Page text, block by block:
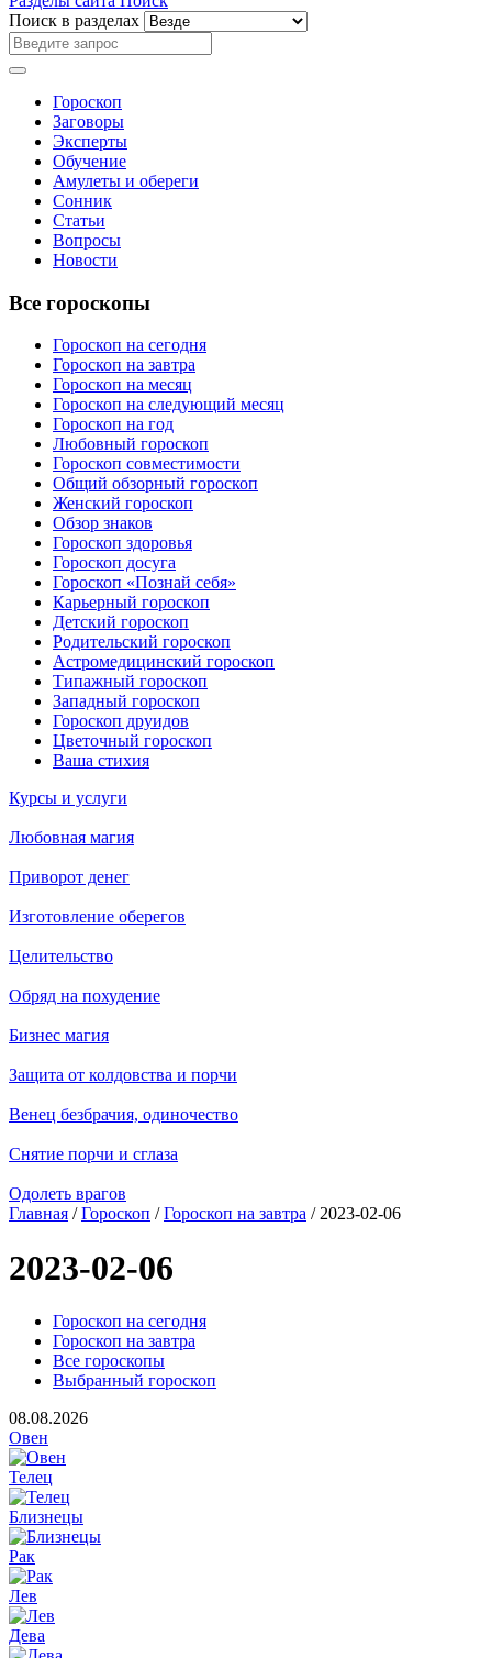
Поиск в разделах
Гороскоп
Заговоры
Эксперты
Обучение
Амулеты и обереги
Сонник
Статьи
Вопросы
Новости
Все гороскопы
Гороскоп на сегодня
Гороскоп на завтра
Гороскоп на месяц
Гороскоп на следующий месяц
Гороскоп на год
Любовный гороскоп
Гороскоп совместимости
Общий обзорный гороскоп
Женский гороскоп
Обзор знаков
Гороскоп здоровья
Гороскоп досуга
Гороскоп «Познай себя»
Карьерный гороскоп
Детский гороскоп
Родительский гороскоп
Астромедицинский гороскоп
Типажный гороскоп
Западный гороскоп
Гороскоп друидов
Цветочный гороскоп
Ваша стихия
Курсы и услуги
Любовная магия
Приворот денег
Изготовление оберегов
Целительство
Обряд на похудение
Бизнес магия
Защита от колдовства и порчи
Венец безбрачия, одиночество
Снятие порчи и сглаза
Одолеть врагов
Главная /Гороскоп /Гороскоп на завтра / 2023-02-06
2023-02-06
Гороскоп на сегодня
Гороскоп на завтра
Все гороскопы
Выбранный гороскоп
08.08.2026
Овен
Телец
Близнецы
Рак
Лев
Дева